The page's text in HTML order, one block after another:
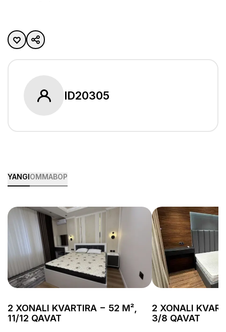
ID20305
YANGIOMMABOP
2 XONALI KVARTIRA − 52 M²,
11/12 QAVAT
2 XONALI
3/8 QAVAT